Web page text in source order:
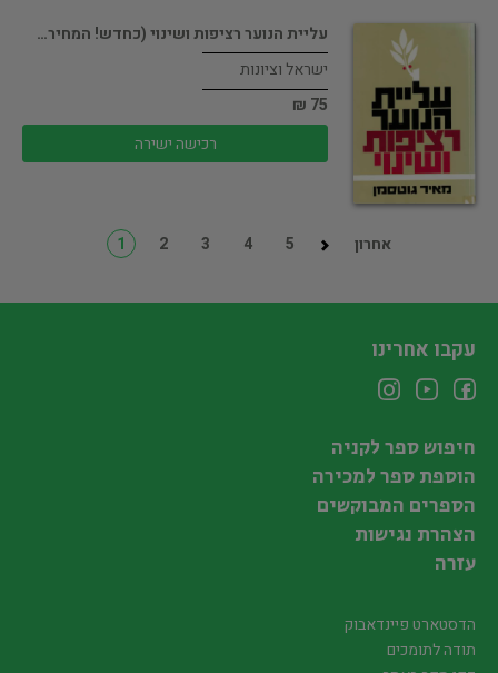
עליית הנוער רציפות ושינוי (כחדש! המחיר…
ישראל וציונות
75 ₪
רכישה ישירה
1 2 3 4 5 אחרון
עקבו אחרינו
חיפוש ספר לקניה
הוספת ספר למכירה
הספרים המבוקשים
הצהרת נגישות
עזרה
הדסטארט פיינדאבוק
תודה לתומכים